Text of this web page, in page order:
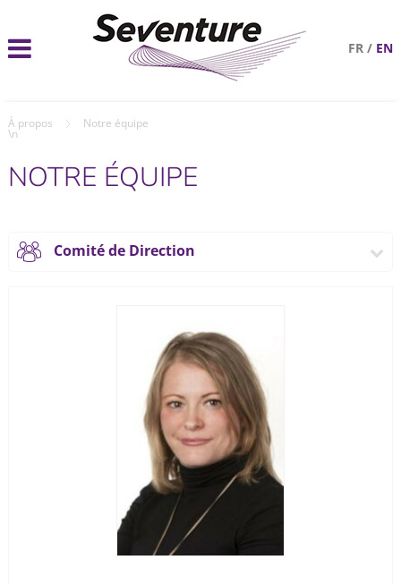
FR / EN
À propos Notre équipe
\n
NOTRE ÉQUIPE
Comité de Direction